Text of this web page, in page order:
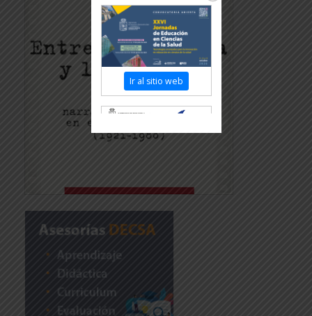
Ir al sitio web